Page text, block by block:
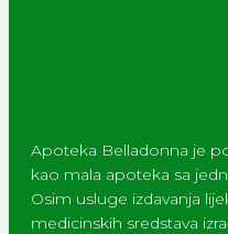
Apoteka Belladonna je
kao mala apoteka sa
Osim usluge izdavanja
medicinskih sredstava